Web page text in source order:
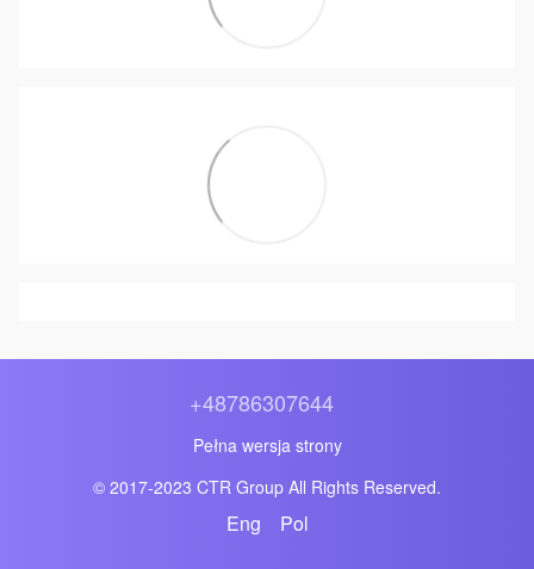
+48786307644
Pełna wersja strony
© 2017-2023 CTR Group All Rights Reserved.
Eng Pol